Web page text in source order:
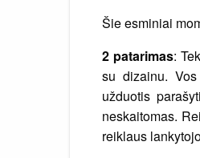
Šie esminiai
2 patarimas:
su dizainu.
užduotis
neskaitomas.
reiklaus